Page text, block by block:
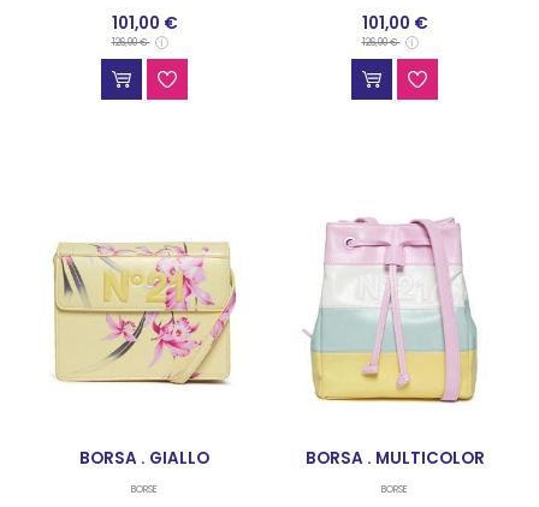
101,00 €
126,00 €
101,00 €
126,00 €
BORSA . GIALLO
BORSE
BORSA . MULTICOLOR
BORSE